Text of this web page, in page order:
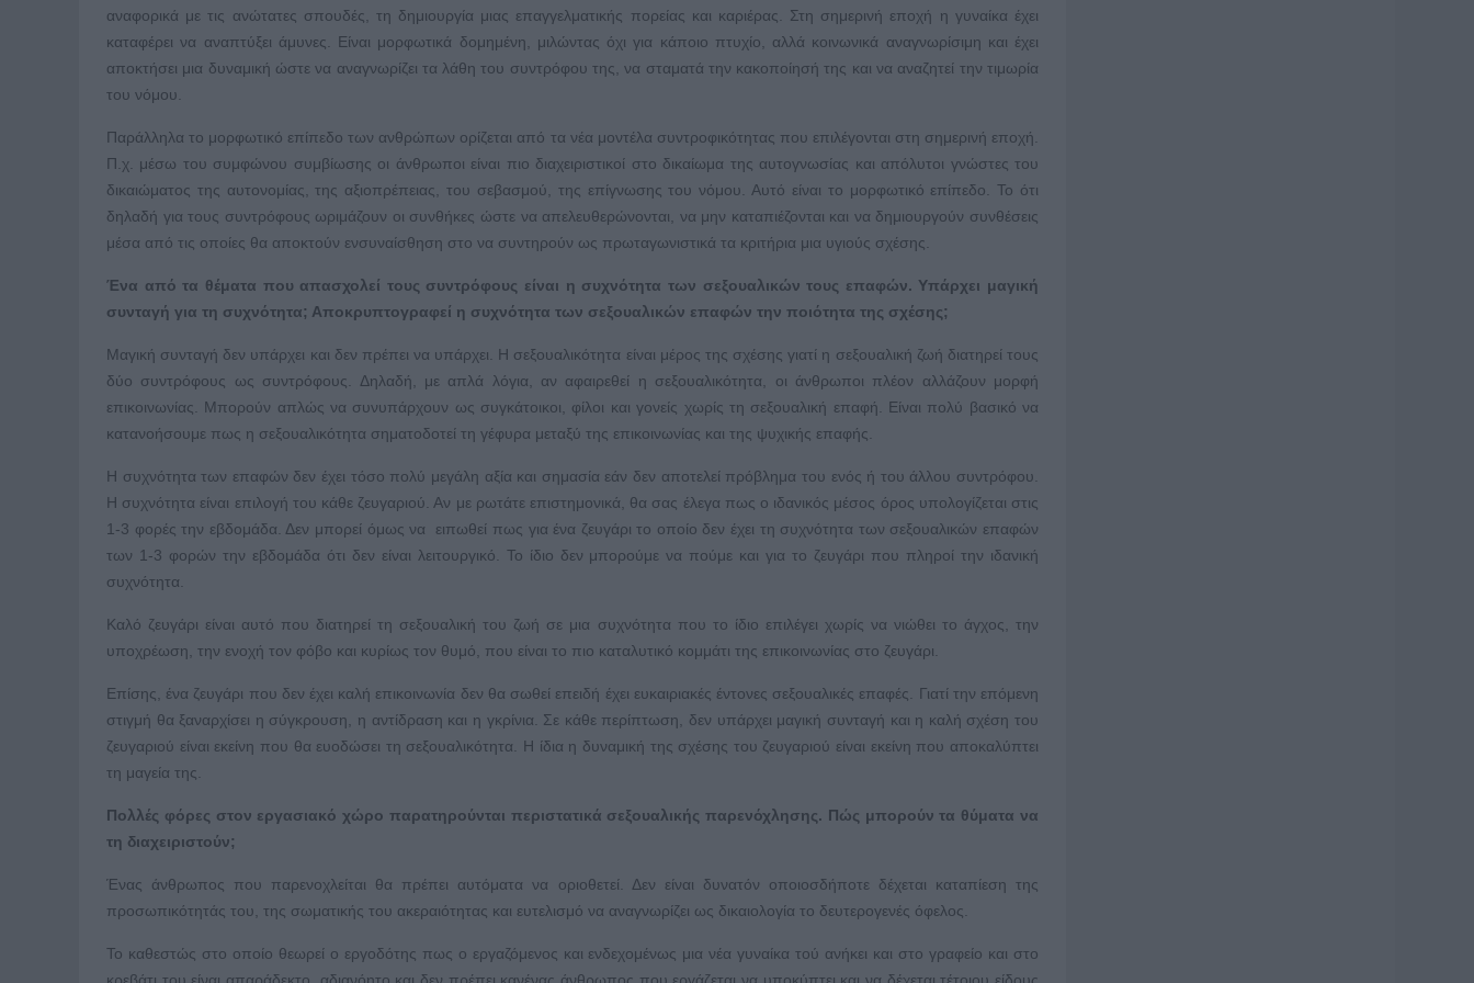
αναφορικά με τις ανώτατες σπουδές, τη δημιουργία μιας επαγγελματικής πορείας και καριέρας. Στη σημερινή εποχή η γυναίκα έχει
καταφέρει να αναπτύξει άμυνες. Είναι μορφωτικά δομημένη, μιλώντας όχι για κάποιο πτυχίο, αλλά κοινωνικά αναγνωρίσιμη και έχει
αποκτήσει μια δυναμική ώστε να αναγνωρίζει τα λάθη του συντρόφου της, να σταματά την κακοποίησή της και να αναζητεί την τιμωρία
του νόμου.
Παράλληλα το μορφωτικό επίπεδο των ανθρώπων ορίζεται από τα νέα μοντέλα συντροφικότητας που επιλέγονται στη σημερινή εποχή.
Π.χ. μέσω του συμφώνου συμβίωσης οι άνθρωποι είναι πιο διαχειριστικοί στο δικαίωμα της αυτογνωσίας και απόλυτοι γνώστες του
δικαιώματος της αυτονομίας, της αξιοπρέπειας, του σεβασμού, της επίγνωσης του νόμου. Αυτό είναι το μορφωτικό επίπεδο. Το ότι
δηλαδή για τους συντρόφους ωριμάζουν οι συνθήκες ώστε να απελευθερώνονται, να μην καταπιέζονται και να δημιουργούν συνθέσεις
μέσα από τις οποίες θα αποκτούν ενσυναίσθηση στο να συντηρούν ως πρωταγωνιστικά τα κριτήρια μια υγιούς σχέσης.
Ένα από τα θέματα που απασχολεί τους συντρόφους είναι η συχνότητα των σεξουαλικών τους επαφών. Υπάρχει μαγική
συνταγή για τη συχνότητα; Αποκρυπτογραφεί η συχνότητα των σεξουαλικών επαφών την ποιότητα της σχέσης;
Μαγική συνταγή δεν υπάρχει και δεν πρέπει να υπάρχει. Η σεξουαλικότητα είναι μέρος της σχέσης γιατί η σεξουαλική ζωή διατηρεί τους
δύο συντρόφους ως συντρόφους. Δηλαδή, με απλά λόγια, αν αφαιρεθεί η σεξουαλικότητα, οι άνθρωποι πλέον αλλάζουν μορφή
επικοινωνίας. Μπορούν απλώς να συνυπάρχουν ως συγκάτοικοι, φίλοι και γονείς χωρίς τη σεξουαλική επαφή. Είναι πολύ βασικό να
κατανοήσουμε πως η σεξουαλικότητα σηματοδοτεί τη γέφυρα μεταξύ της επικοινωνίας και της ψυχικής επαφής.
Η συχνότητα των επαφών δεν έχει τόσο πολύ μεγάλη αξία και σημασία εάν δεν αποτελεί πρόβλημα του ενός ή του άλλου συντρόφου.
Η συχνότητα είναι επιλογή του κάθε ζευγαριού. Αν με ρωτάτε επιστημονικά, θα σας έλεγα πως ο ιδανικός μέσος όρος υπολογίζεται στις
1-3 φορές την εβδομάδα. Δεν μπορεί όμως να ειπωθεί πως για ένα ζευγάρι το οποίο δεν έχει τη συχνότητα των σεξουαλικών επαφών
των 1-3 φορών την εβδομάδα ότι δεν είναι λειτουργικό. Το ίδιο δεν μπορούμε να πούμε και για το ζευγάρι που πληροί την ιδανική
συχνότητα.
Καλό ζευγάρι είναι αυτό που διατηρεί τη σεξουαλική του ζωή σε μια συχνότητα που το ίδιο επιλέγει χωρίς να νιώθει το άγχος, την
υποχρέωση, την ενοχή τον φόβο και κυρίως τον θυμό, που είναι το πιο καταλυτικό κομμάτι της επικοινωνίας στο ζευγάρι.
Επίσης, ένα ζευγάρι που δεν έχει καλή επικοινωνία δεν θα σωθεί επειδή έχει ευκαιριακές έντονες σεξουαλικές επαφές. Γιατί την επόμενη
στιγμή θα ξαναρχίσει η σύγκρουση, η αντίδραση και η γκρίνια. Σε κάθε περίπτωση, δεν υπάρχει μαγική συνταγή και η καλή σχέση του
ζευγαριού είναι εκείνη που θα ευοδώσει τη σεξουαλικότητα. Η ίδια η δυναμική της σχέσης του ζευγαριού είναι εκείνη που αποκαλύπτει
τη μαγεία της.
Πολλές φόρες στον εργασιακό χώρο παρατηρούνται περιστατικά σεξουαλικής παρενόχλησης. Πώς μπορούν τα θύματα να
τη διαχειριστούν;
Ένας άνθρωπος που παρενοχλείται θα πρέπει αυτόματα να οριοθετεί. Δεν είναι δυνατόν οποιοσδήποτε δέχεται καταπίεση της
προσωπικότητάς του, της σωματικής του ακεραιότητας και ευτελισμό να αναγνωρίζει ως δικαιολογία το δευτερογενές όφελος.
Το καθεστώς στο οποίο θεωρεί ο εργοδότης πως ο εργαζόμενος και ενδεχομένως μια νέα γυναίκα τού ανήκει και στο γραφείο και στο